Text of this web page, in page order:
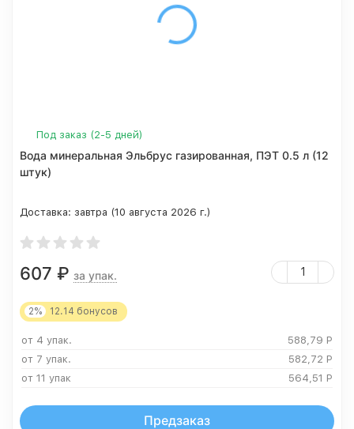
Под заказ (2-5 дней)
Вода минеральная Эльбрус газированная, ПЭТ 0.5 л (12
штук)
Доставка: завтра (10 августа 2026 г.)
607 ₽ за упак.
2% 12.14 бонусов
от 4 упак. 588,79 Р
от 7 упак.
582,72 Р
от 11 упак
564,51 Р
Предзаказ